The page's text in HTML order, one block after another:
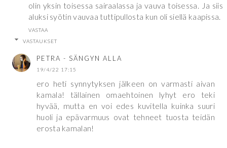
olin yksin toisessa sairaalassa ja vauva toisessa. Ja siis
aluksi syötin vauvaa tuttipullosta kun oli siellä kaapissa.
VASTAA
VASTAUKSET
PETRA - SÄNGYN ALLA
19/4/22 17:15
ero heti synnytyksen jälkeen on varmasti aivan
kamala! tällainen omaehtoinen lyhyt ero teki
hyvää, mutta en voi edes kuvitella kuinka suuri
huoli ja epävarmuus ovat tehneet tuosta teidän
erosta kamalan!